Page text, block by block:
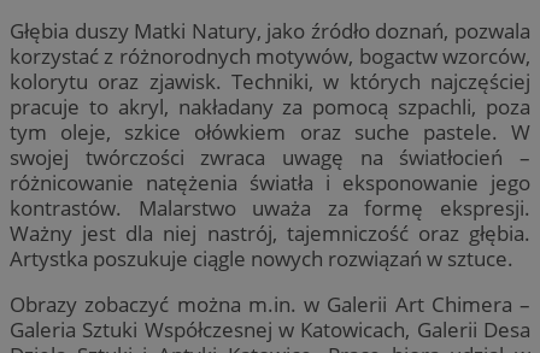
Głębia duszy Matki Natury, jako źródło doznań, pozwala
korzystać z różnorodnych motywów, bogactw wzorców,
kolorytu oraz zjawisk. Techniki, w których najczęściej
pracuje to akryl, nakładany za pomocą szpachli, poza
tym oleje, szkice ołówkiem oraz suche pastele. W
swojej twórczości zwraca uwagę na światłocień –
różnicowanie natężenia światła i eksponowanie jego
kontrastów. Malarstwo uważa za formę ekspresji.
Ważny jest dla niej nastrój, tajemniczość oraz głębia.
Artystka poszukuje ciągle nowych rozwiązań w sztuce.
Obrazy zobaczyć można m.in. w Galerii Art Chimera –
Galeria Sztuki Współczesnej w Katowicach, Galerii Desa